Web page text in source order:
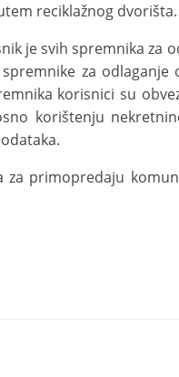
reciklažnog dvorišta.
je svih spremnika za
za odlaganje
korisnici su
korištenju
primopredaju